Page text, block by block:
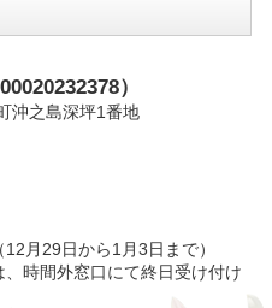
）
沖之島深坪1番地
月29日から1月3日まで）
時間外窓口にて終日受け付け